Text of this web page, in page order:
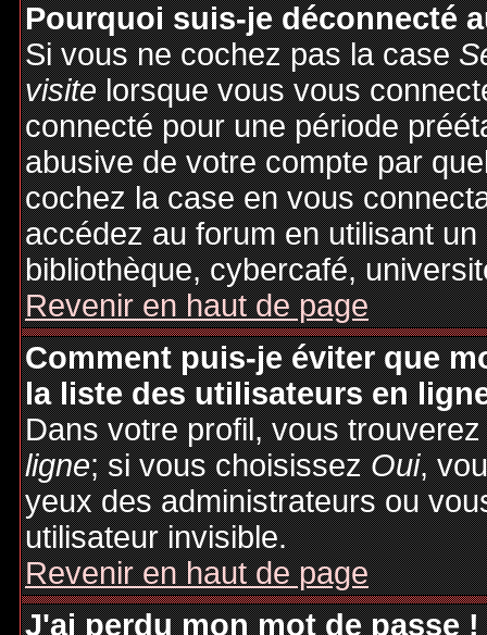
Pourquoi suis-je déconnecté
Si vous ne cochez pas la case
visitelorsque vous vous
connecté pour une période
abusive de votre compte par
cochez la case en vous
accédez au forum en utilisant
bibliothèque, cybercafé,
Revenir en haut de page
Comment puis-je éviter que
la liste des utilisateurs en
Dans votre profil, vous
ligne; si vous choisissezOui,
yeux des administrateurs ou
utilisateur invisible.
Revenir en haut de page
J'ai perdu mon mot de passe !